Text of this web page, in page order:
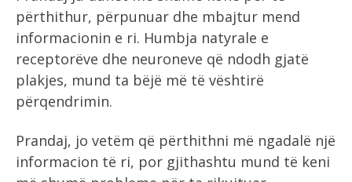
përthithur, përpunuar dhe mbajtur mend
informacionin e ri. Humbja natyrale e
receptorëve dhe neuroneve që ndodh gjatë
plakjes, mund ta bëjë më të vështirë
përqendrimin.
Prandaj, jo vetëm që përthithni më ngadalë një
informacion të ri, por gjithashtu mund të keni